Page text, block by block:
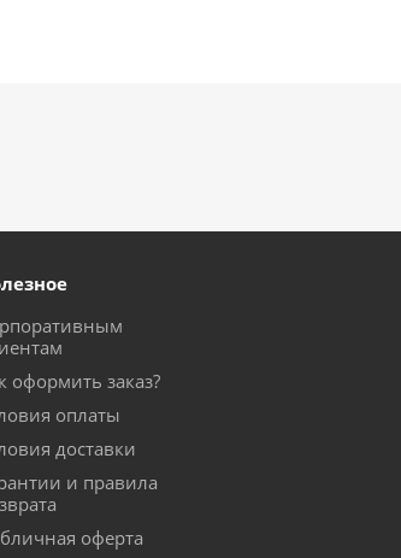
оформить заказ?
оплаты
доставки
и правила
оферта